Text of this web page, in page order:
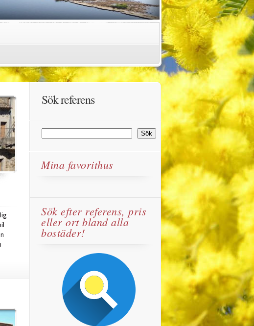
Sök referens
Sök
Mina favorithus
Sök efter referens, pris
eller ort bland alla
bostäder!